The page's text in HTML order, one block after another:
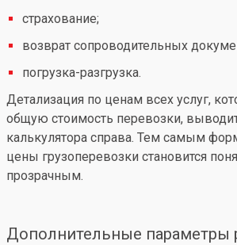
страхование;
возврат сопроводительных
погрузка-разгрузка.
Детализация по ценам всех услуг,
общую стоимость перевозки,
калькулятора справа. Тем самым
цены грузоперевозки становится
прозрачным.
Дополнительные параметры